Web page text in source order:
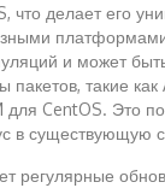
что делает его
и может
такие как
CentOS. Это
в существующую
регулярные